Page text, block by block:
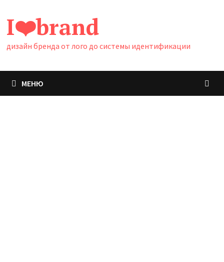
содержимому
I❤️brand
дизайн бренда от лого до системы идентификации
МЕНЮ